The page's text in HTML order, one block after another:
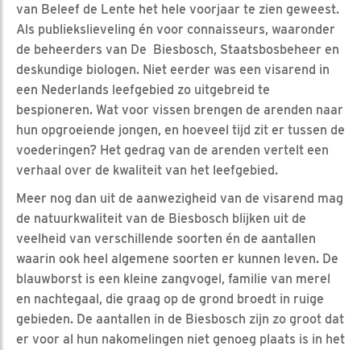
van Beleef de Lente het hele voorjaar te zien geweest.
Als publiekslieveling én voor connaisseurs, waaronder
de beheerders van De Biesbosch, Staatsbosbeheer en
deskundige biologen. Niet eerder was een visarend in
een Nederlands leefgebied zo uitgebreid te
bespioneren. Wat voor vissen brengen de arenden naar
hun opgroeiende jongen, en hoeveel tijd zit er tussen de
voederingen? Het gedrag van de arenden vertelt een
verhaal over de kwaliteit van het leefgebied.
Meer nog dan uit de aanwezigheid van de visarend mag
de natuurkwaliteit van de Biesbosch blijken uit de
veelheid van verschillende soorten én de aantallen
waarin ook heel algemene soorten er kunnen leven. De
blauwborst is een kleine zangvogel, familie van merel
en nachtegaal, die graag op de grond broedt in ruige
gebieden. De aantallen in de Biesbosch zijn zo groot dat
er voor al hun nakomelingen niet genoeg plaats is in het